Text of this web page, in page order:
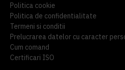
Politica cookie
Politica de confidentialitate
Termeni si conditii
Prelucrarea datelor cu caracter
Cum comand
Certificari ISO